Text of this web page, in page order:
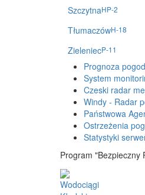
HP-2
Szczytna
H-18
Tłumaczów
P-11
Zieleniec
Prognoza
System
Czeski radar
Windy - Radar
Państwowa
Ostrzeżenia
Statystyki
Program "Bezpieczny
Wodociągi